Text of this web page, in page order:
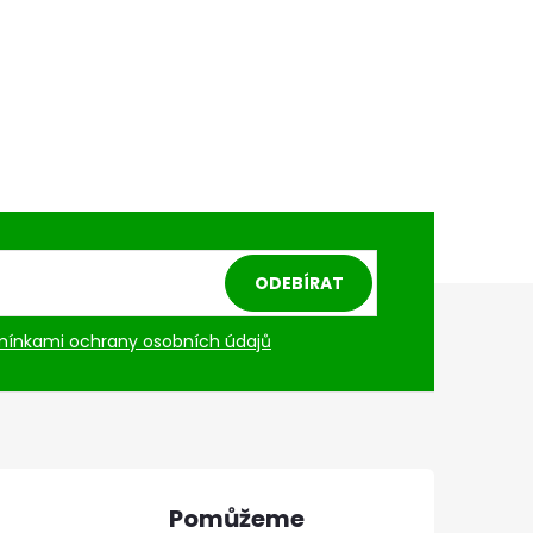
ochrany osobních údajů
ODEBÍRAT